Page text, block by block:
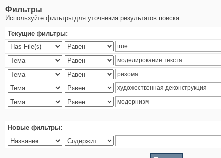
Фильтры
Используйте фильтры для уточнения результатов поиска.
Текущие фильтры:
Новые фильтры: